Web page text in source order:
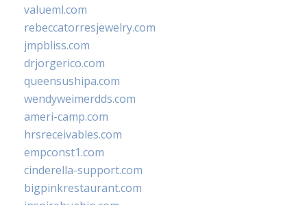
valueml.com
rebeccatorresjewelry.com
jmpbliss.com
drjorgerico.com
queensushipa.com
wendyweimerdds.com
ameri-camp.com
hrsreceivables.com
empconst1.com
cinderella-support.com
bigpinkrestaurant.com